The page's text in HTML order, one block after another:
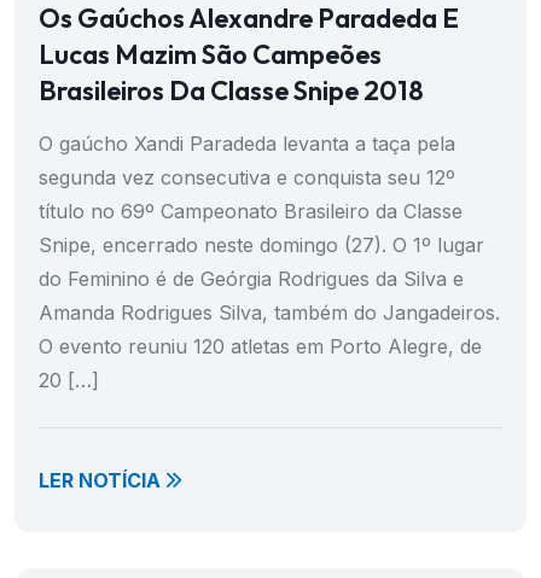
Os Gaúchos Alexandre Paradeda E
Lucas Mazim São Campeões
Brasileiros Da Classe Snipe 2018
O gaúcho Xandi Paradeda levanta a taça pela
segunda vez consecutiva e conquista seu 12º
título no 69º Campeonato Brasileiro da Classe
Snipe, encerrado neste domingo (27). O 1º lugar
do Feminino é de Geórgia Rodrigues da Silva e
Amanda Rodrigues Silva, também do Jangadeiros.
O evento reuniu 120 atletas em Porto Alegre, de
20 […]
LER NOTÍCIA